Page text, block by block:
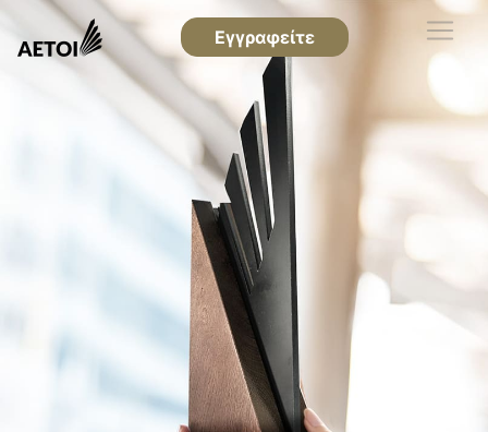
Εγγραφείτε